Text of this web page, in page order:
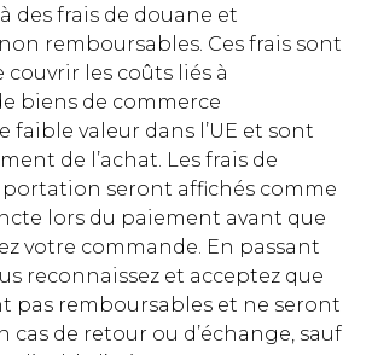
des frais de douane et
remboursables. Ces frais sont
couvrir les coûts liés à
biens de commerce
faible valeur dans l’UE et sont
de l’achat. Les frais de
seront affichés comme
lors du paiement avant que
votre commande. En passant
reconnaissez et acceptez que
pas remboursables et ne seront
cas de retour ou d’échange, sauf